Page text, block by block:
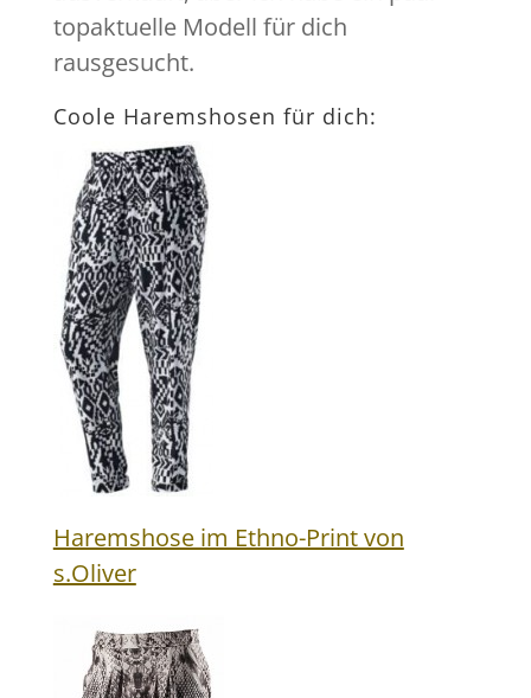
topaktuelle Modell für dich
rausgesucht.
Coole Haremshosen für dich:
Haremshose im Ethno-Print von
s.Oliver